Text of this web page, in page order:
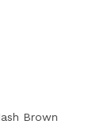
Brown